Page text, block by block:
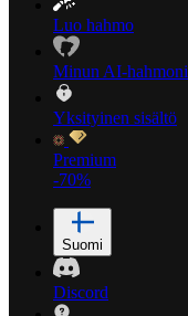
Luo hahmo
Minun AI-hahmoni
Yksityinen sisältö
Premium
-70%
Suomi
Discord